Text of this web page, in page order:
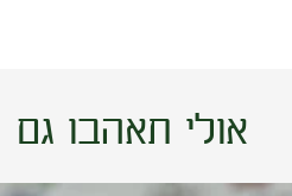
אולי תאהבו גם